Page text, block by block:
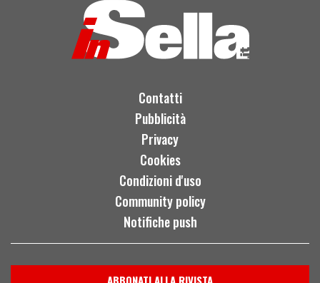
Contatti
Pubblicità
Privacy
Cookies
Condizioni d'uso
Community policy
Notifiche push